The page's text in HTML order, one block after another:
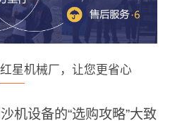
星机械厂，让您更省心
机设备的“选购攻略”大致